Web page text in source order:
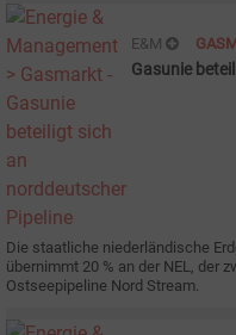
E&M
Gasunie
Die staatliche niederländische
übernimmt 20 % an der NEL, der
Ostseepipeline Nord Stream.